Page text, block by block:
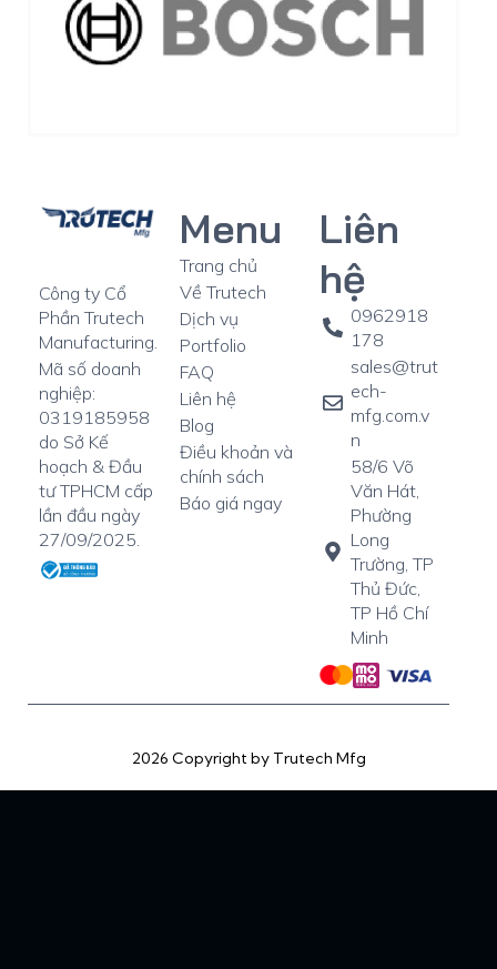
Công ty Cổ
Phần Trutech
Manufacturing.
Mã số doanh
nghiệp:
0319185958
do Sở Kế
hoạch & Đầu
tư TPHCM cấp
lần đầu ngày
27/09/2025.
Menu
Trang chủ
Về Trutech
Dịch vụ
Portfolio
FAQ
Liên hệ
Blog
Điều khoản và
chính sách
Báo giá ngay
Liên
hệ
0962918
178
sales@trut
ech-
mfg.com.v
n
58/6 Võ
Văn Hát,
Phường
Long
Trường, TP
Thủ Đức,
TP Hồ Chí
Minh
2026 Copyright by Trutech Mfg